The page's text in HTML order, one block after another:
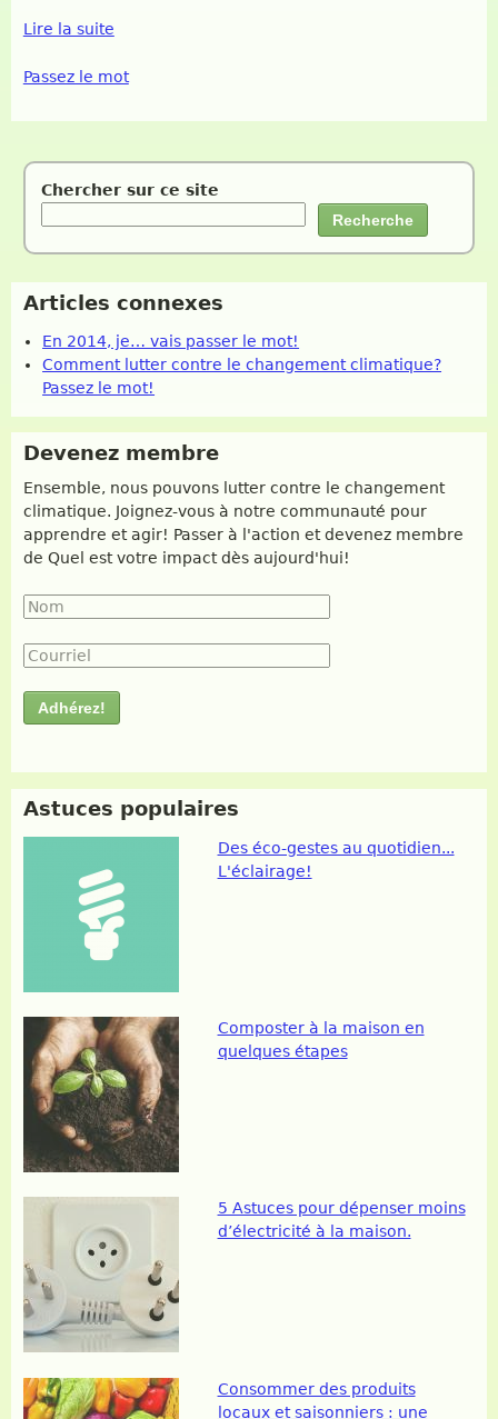
Lire la suite
Passez le mot
Chercher sur ce site
Articles connexes
En 2014, je… vais passer le mot!
Comment lutter contre le changement climatique?
Passez le mot!
Devenez membre
Ensemble, nous pouvons lutter contre le changement
climatique. Joignez-vous à notre communauté pour
apprendre et agir! Passer à l'action et devenez membre
de Quel est votre impact dès aujourd'hui!
Nom
Courriel
Astuces populaires
Des éco-gestes au quotidien...
L'éclairage!
Composter à la maison en
quelques étapes
5 Astuces pour dépenser moins
d’électricité à la maison.
Consommer des produits
locaux et saisonniers : une